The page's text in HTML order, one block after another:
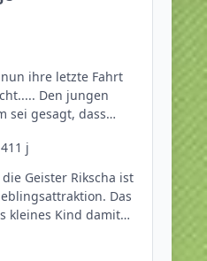
ihre letzte Fahrt
Den jungen
sei gesagt, dass
ich bin selbst
mit
11 j
Das
kleines Kind damit
damals Mythen